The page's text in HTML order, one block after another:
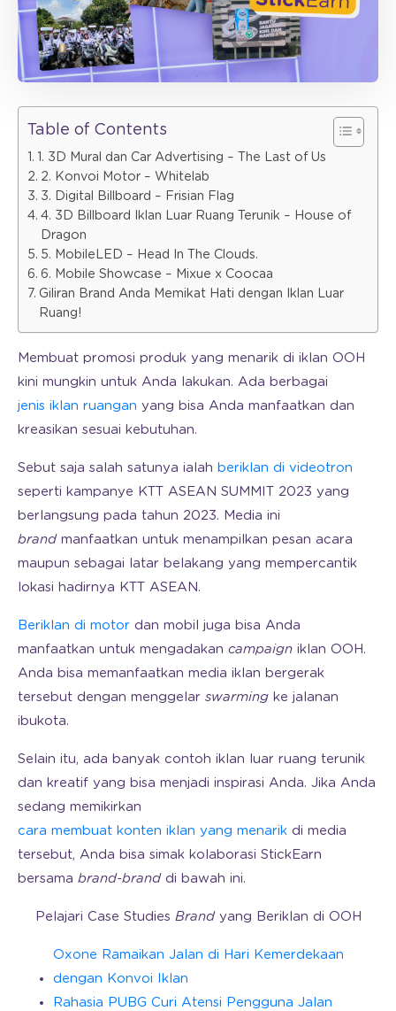
Table of Contents
1. 3D Mural dan Car Advertising – The Last of Us
2. Konvoi Motor – Whitelab
3. Digital Billboard – Frisian Flag
4. 3D Billboard Iklan Luar Ruang Terunik – House of
Dragon
5. MobileLED – Head In The Clouds.
6. Mobile Showcase – Mixue x Coocaa
Giliran Brand Anda Memikat Hati dengan Iklan Luar
Ruang!
Membuat promosi produk yang menarik di iklan OOH
kini mungkin untuk Anda lakukan. Ada berbagai
jenis iklan ruangan yang bisa Anda manfaatkan dan
kreasikan sesuai kebutuhan.
Sebut saja salah satunya ialah beriklan di videotron
seperti kampanye KTT ASEAN SUMMIT 2023 yang
berlangsung pada tahun 2023. Media ini
brand manfaatkan untuk menampilkan pesan acara
maupun sebagai latar belakang yang mempercantik
lokasi hadirnya KTT ASEAN.
Beriklan di motor dan mobil juga bisa Anda
manfaatkan untuk mengadakan campaign iklan OOH.
Anda bisa memanfaatkan media iklan bergerak
tersebut dengan menggelar swarming ke jalanan
ibukota.
Selain itu, ada banyak contoh iklan luar ruang terunik
dan kreatif yang bisa menjadi inspirasi Anda. Jika Anda
sedang memikirkan
cara membuat konten iklan yang menarik di media
tersebut, Anda bisa simak kolaborasi StickEarn
bersama brand-brand di bawah ini.
Pelajari Case Studies Brandyang Beriklan di OOH
Oxone Ramaikan Jalan di Hari Kemerdekaan
dengan Konvoi Iklan
Rahasia PUBG Curi Atensi Pengguna Jalan